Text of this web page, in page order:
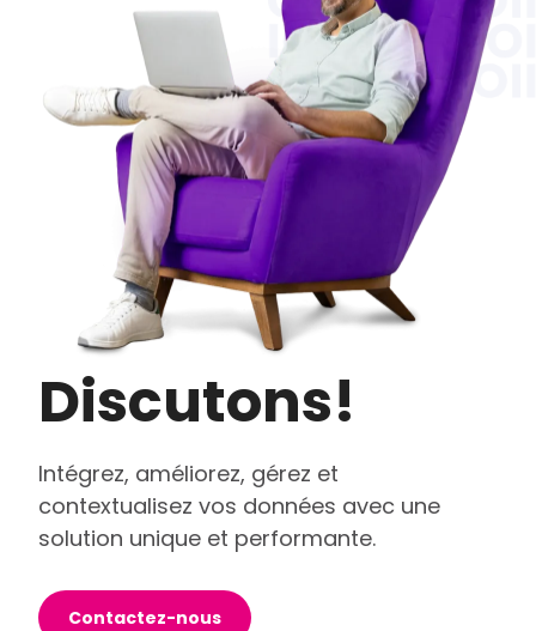
Discutons!
Intégrez, améliorez, gérez et
contextualisez vos données avec une
solution unique et performante.
Contactez-nous